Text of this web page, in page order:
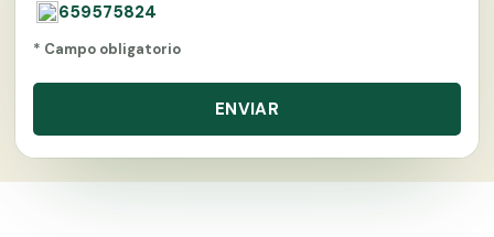
659575824
* Campo obligatorio